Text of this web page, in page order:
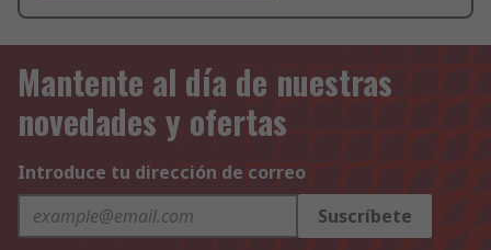
Mantente al día de nuestras
novedades y ofertas
Introduce tu dirección de correo
Suscríbete